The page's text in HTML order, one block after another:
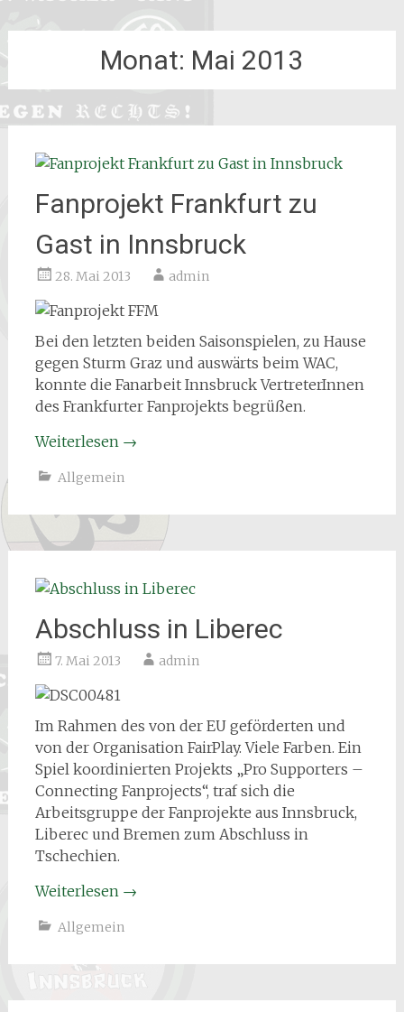
Monat: Mai 2013
Fanprojekt Frankfurt zu
Gast in Innsbruck
28. Mai 2013 admin
Bei den letzten beiden Saisonspielen, zu Hause
gegen Sturm Graz und auswärts beim WAC,
konnte die Fanarbeit Innsbruck VertreterInnen
des Frankfurter Fanprojekts begrüßen.
Weiterlesen →
Allgemein
Abschluss in Liberec
7. Mai 2013 admin
Im Rahmen des von der EU geförderten und
von der Organisation FairPlay. Viele Farben. Ein
Spiel koordinierten Projekts „Pro Supporters –
Connecting Fanprojects“, traf sich die
Arbeitsgruppe der Fanprojekte aus Innsbruck,
Liberec und Bremen zum Abschluss in
Tschechien.
Weiterlesen →
Allgemein